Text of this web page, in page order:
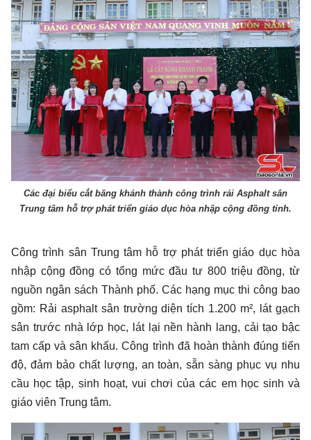
Các đại biểu cắt băng khánh thành công trình rải Asphalt sân
Trung tâm hỗ trợ phát triển giáo dục hòa nhập cộng đồng tỉnh.
Công trình sân Trung tâm hỗ trợ phát triển giáo dục hòa
nhập cộng đồng có tổng mức đầu tư 800 triệu đồng, từ
nguồn ngân sách Thành phố. Các hạng mục thi công bao
gồm: Rải asphalt sân trường diện tích 1.200 m², lát gạch
sân trước nhà lớp học, lát lại nền hành lang, cải tạo bậc
tam cấp và sân khấu. Công trình đã hoàn thành đúng tiến
độ, đảm bảo chất lượng, an toàn, sẵn sàng phục vụ nhu
cầu học tập, sinh hoạt, vui chơi của các em học sinh và
giáo viên Trung tâm.